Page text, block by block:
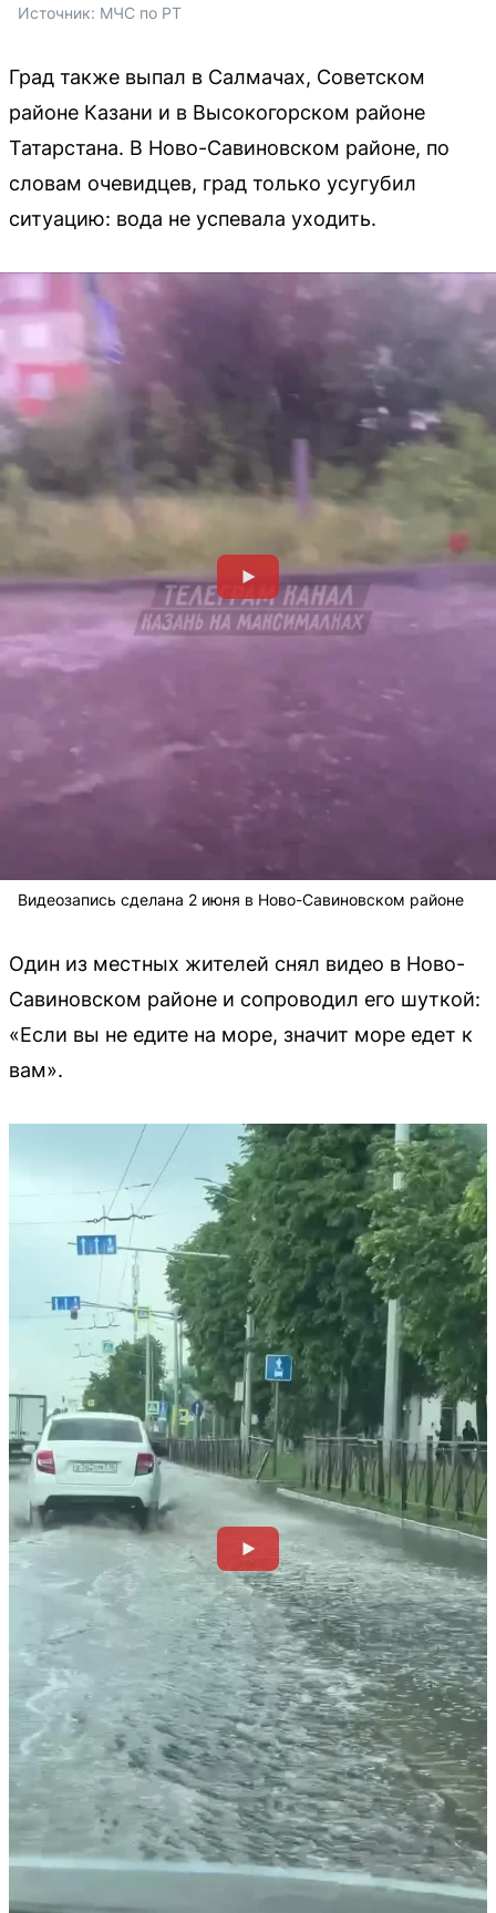
Источник: МЧС по РТ
Град также выпал в Салмачах, Советском
районе Казани и в Высокогорском районе
Татарстана. В Ново-Савиновском районе, по
словам очевидцев, град только усугубил
ситуацию: вода не успевала уходить.
Видеозапись сделана 2 июня в Ново-Савиновском районе
Один из местных жителей снял видео в Ново-
Савиновском районе и сопроводил его шуткой:
«Если вы не едите на море, значит море едет к
вам».